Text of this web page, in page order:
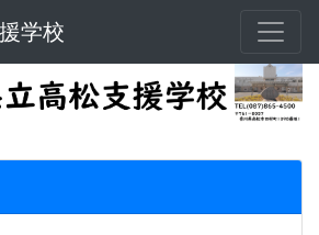
学校